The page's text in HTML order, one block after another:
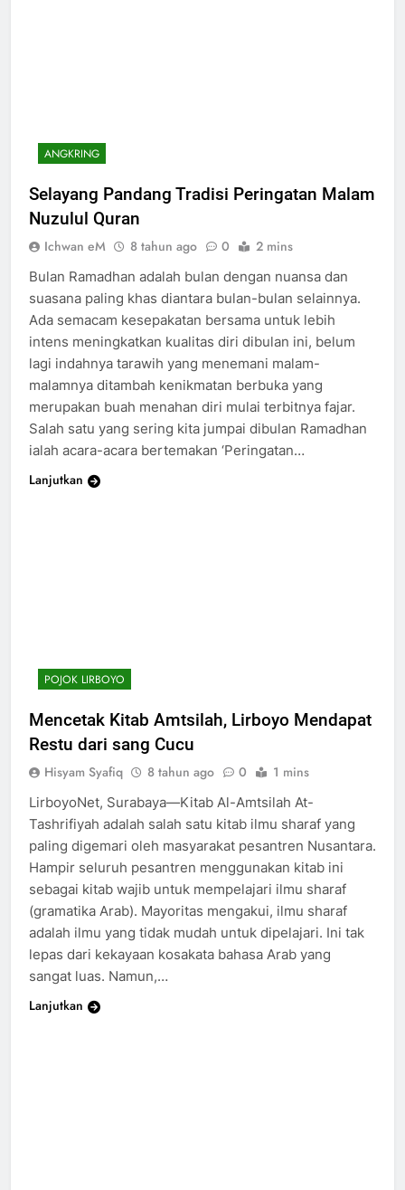
ANGKRING
Selayang Pandang Tradisi Peringatan Malam
Nuzulul Quran
Ichwan eM 8 tahun ago 0 2 mins
Bulan Ramadhan adalah bulan dengan nuansa dan
suasana paling khas diantara bulan-bulan selainnya.
Ada semacam kesepakatan bersama untuk lebih
intens meningkatkan kualitas diri dibulan ini, belum
lagi indahnya tarawih yang menemani malam-
malamnya ditambah kenikmatan berbuka yang
merupakan buah menahan diri mulai terbitnya fajar.
Salah satu yang sering kita jumpai dibulan Ramadhan
ialah acara-acara bertemakan ‘Peringatan…
Lanjutkan
POJOK LIRBOYO
Mencetak Kitab Amtsilah, Lirboyo Mendapat
Restu dari sang Cucu
Hisyam Syafiq 8 tahun ago 0 1 mins
LirboyoNet, Surabaya—Kitab Al-Amtsilah At-
Tashrifiyah adalah salah satu kitab ilmu sharaf yang
paling digemari oleh masyarakat pesantren Nusantara.
Hampir seluruh pesantren menggunakan kitab ini
sebagai kitab wajib untuk mempelajari ilmu sharaf
(gramatika Arab). Mayoritas mengakui, ilmu sharaf
adalah ilmu yang tidak mudah untuk dipelajari. Ini tak
lepas dari kekayaan kosakata bahasa Arab yang
sangat luas. Namun,…
Lanjutkan